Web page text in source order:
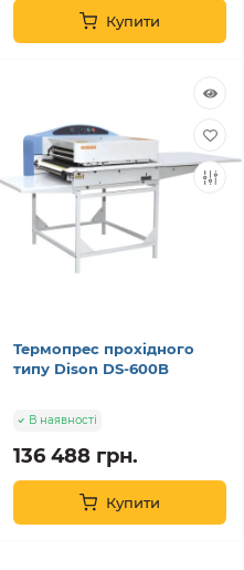
Купити
Термопрес прохідного
типу Dison DS-600B
В наявності
136 488 грн.
Купити